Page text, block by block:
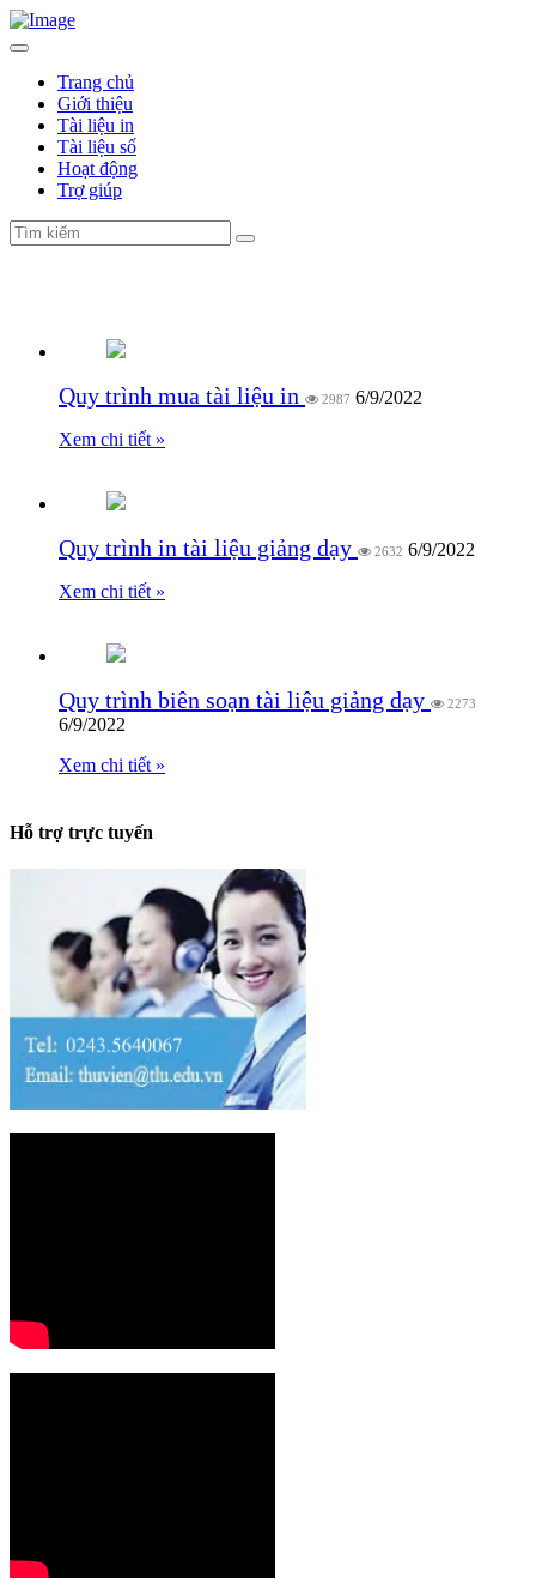
Trang chủ
Giới thiệu
Tài liệu in
Tài liệu số
Hoạt động
Trợ giúp
Quy trình mua tài liệu in 2987 6/9/2022
Xem chi tiết »
Quy trình in tài liệu giảng dạy 2632 6/9/2022
Xem chi tiết »
Quy trình biên soạn tài liệu giảng dạy 2273
6/9/2022
Xem chi tiết »
Hỗ trợ trực tuyến